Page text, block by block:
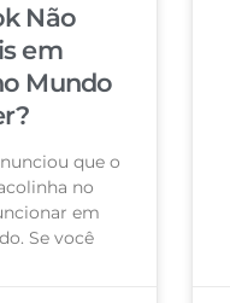
Não
em
Mundo
que o
no
em
Se você